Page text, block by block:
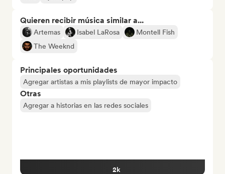
Quieren recibir música similar a...
Artemas Isabel LaRosa
Montell Fish
The Weeknd
Principales oportunidades
Agregar artistas a mis playlists de mayor impacto
Otras
Agregar a historias en las redes sociales
2k